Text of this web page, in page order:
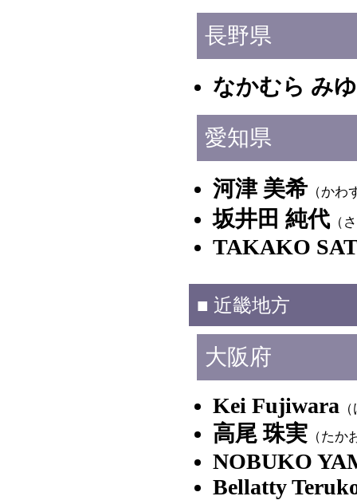
長野県
なかむら み
愛知県
河津 美希 （かわ
坂井田 純代（
TAKAKO
■ 近畿地方
大阪府
Kei Fujiwara
高尾 珠実 （たか
NOBUKO
Bellatty